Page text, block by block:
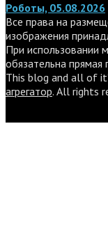
Роботы, 05.08.2026
Все права на
изображения
При использовании
обязательна прямая
This blog and all of
агрегатор. All rights